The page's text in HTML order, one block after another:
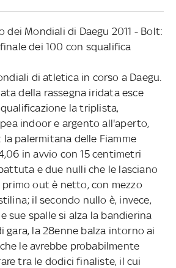
Mondiali di Daegu 2011 - Bolt:
dei 100 con squalifica
di atletica in corso a Daegu.
della rassegna iridata esce
la triplista,
indoor e argento all'aperto,
la palermitana delle Fiamme
in avvio con 15 centimetri
e due nulli che le lasciano
primo out è netto, con mezzo
il secondo nullo è, invece,
sue spalle si alza la bandierina
gara, la 28enne balza intorno ai
le avrebbe probabilmente
tra le dodici finaliste, il cui